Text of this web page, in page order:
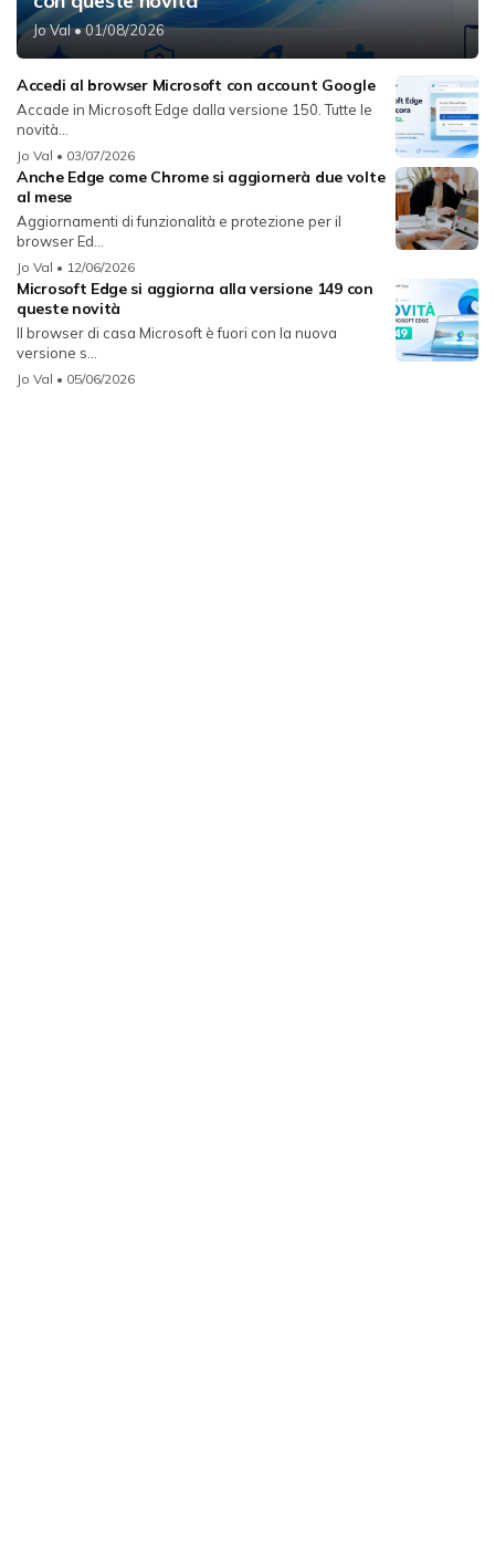
Jo Val• 01/08/2026
Accedi al browser Microsoft con account Google
Accade in Microsoft Edge dalla versione 150. Tutte le
novità...
Jo Val • 03/07/2026
Anche Edge come Chrome si aggiornerà due volte
al mese
Aggiornamenti di funzionalità e protezione per il
browser Ed...
Jo Val • 12/06/2026
Microsoft Edge si aggiorna alla versione 149 con
queste novità
Il browser di casa Microsoft è fuori con la nuova
versione s...
Jo Val • 05/06/2026